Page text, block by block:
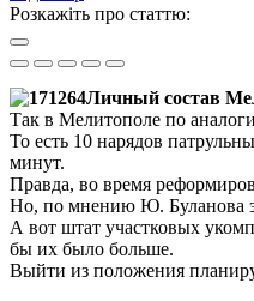
Розкажіть про статтю:
Личный состав
Так в Мелитополе по
То есть 10 нарядов
минут.
Правда, во время
Но, по мнению Ю. Буланова
А вот штат участковых
бы их было больше.
Выйти из положения